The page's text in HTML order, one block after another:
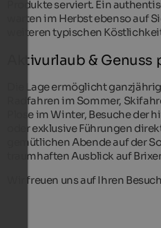
Produkte serviert. Ein
warten im Herbst ebenso auf
weiteren typischen
Aktivurlaub & Genuss
Die Lage ermöglicht
Radfahren im Sommer,
Plose im Winter, Besuche der
oder exklusive Führungen
gemütlichen Abende auf der
traumhaften Ausblick auf
Wir freuen uns auf Ihren